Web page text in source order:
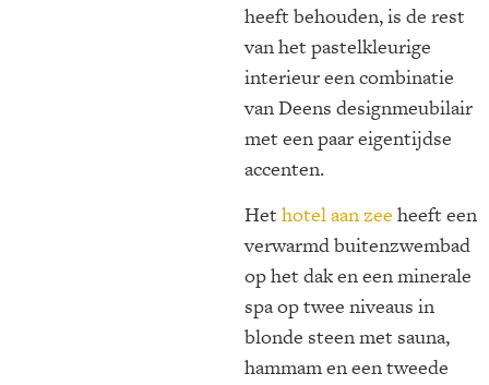
heeft behouden, is de rest
van het pastelkleurige
interieur een combinatie
van Deens designmeubilair
met een paar eigentijdse
accenten.
Het hotel aan zee heeft een
verwarmd buitenzwembad
op het dak en een minerale
spa op twee niveaus in
blonde steen met sauna,
hammam en een tweede